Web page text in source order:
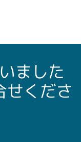
ました
せくださ